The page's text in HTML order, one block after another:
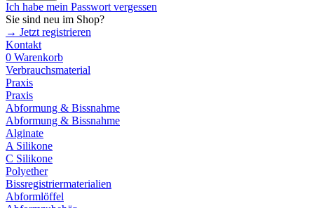
Ich habe mein Passwort vergessen
Sie sind neu im Shop?
→ Jetzt registrieren
Kontakt
0 Warenkorb
Verbrauchsmaterial
Praxis
Praxis
Abformung & Bissnahme
Abformung & Bissnahme
Alginate
A Silikone
C Silikone
Polyether
Bissregistriermaterialien
Abformlöffel